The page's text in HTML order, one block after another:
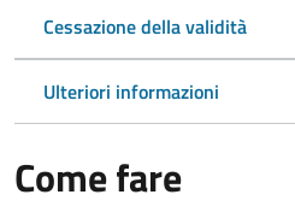
Cessazione della validità
Ulteriori informazioni
Come fare